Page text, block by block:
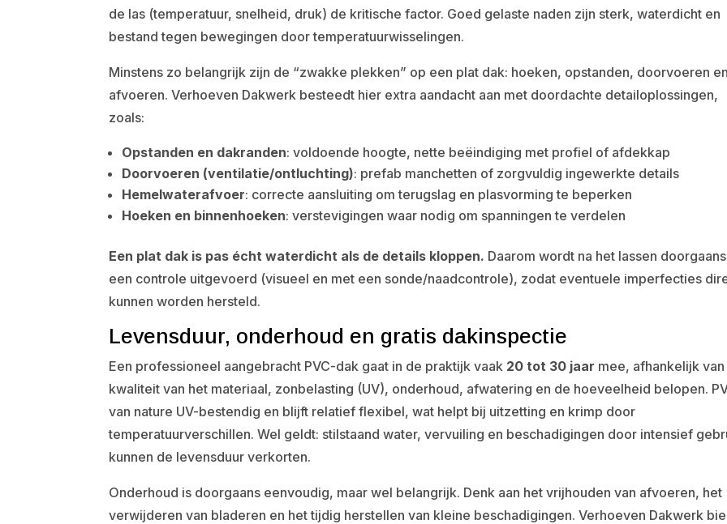
de las (temperatuur, snelheid, druk) de kritische factor. Goed gelaste naden zijn sterk, waterdicht en
bestand tegen bewegingen door temperatuurwisselingen.
Minstens zo belangrijk zijn de “zwakke plekken” op een plat dak: hoeken, opstanden, doorvoeren en
afvoeren. Verhoeven Dakwerk besteedt hier extra aandacht aan met doordachte detailoplossingen,
zoals:
Opstanden en dakranden: voldoende hoogte, nette beëindiging met profiel of afdekkap
Doorvoeren (ventilatie/ontluchting): prefab manchetten of zorgvuldig ingewerkte details
Hemelwaterafvoer: correcte aansluiting om terugslag en plasvorming te beperken
Hoeken en binnenhoeken: verstevigingen waar nodig om spanningen te verdelen
Een plat dak is pas écht waterdicht als de details kloppen. Daarom wordt na het lassen doorgaans
een controle uitgevoerd (visueel en met een sonde/naadcontrole), zodat eventuele imperfecties
kunnen worden hersteld.
Levensduur, onderhoud en gratis dakinspectie
Een professioneel aangebracht PVC-dak gaat in de praktijk vaak 20 tot 30 jaar mee, afhankelijk van
kwaliteit van het materiaal, zonbelasting (UV), onderhoud, afwatering en de hoeveelheid belopen.
van nature UV-bestendig en blijft relatief flexibel, wat helpt bij uitzetting en krimp door
temperatuurverschillen. Wel geldt: stilstaand water, vervuiling en beschadigingen door intensief
kunnen de levensduur verkorten.
Onderhoud is doorgaans eenvoudig, maar wel belangrijk. Denk aan het vrijhouden van afvoeren, het
verwijderen van bladeren en het tijdig herstellen van kleine beschadigingen. Verhoeven Dakwerk